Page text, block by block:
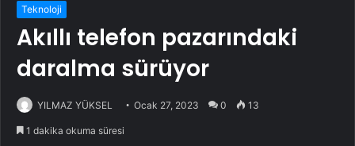
Teknoloji
Akıllı telefon pazarındaki
daralma sürüyor
YILMAZ YÜKSEL Ocak 27, 2023 0 13
1 dakika okuma süresi